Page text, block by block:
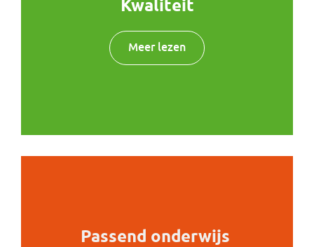
Kwaliteit
Meer lezen
Passend onderwijs